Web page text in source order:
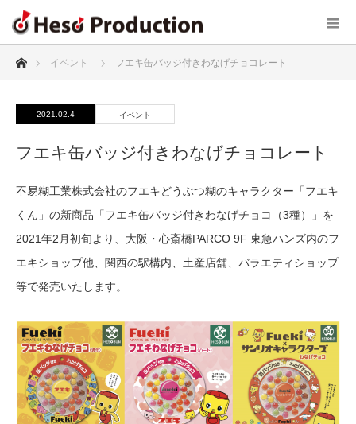
ホームイベント フエキ缶バッジ付きわなげチョコレート
2021.02.4 イベント
フエキ缶バッジ付きわなげチョコレート
不易糊工業株式会社のフエキどうぶつ糊のキャラクター「フエキ
くん」の新商品「フエキ缶バッジ付きわなげチョコ（3種）」を
2021年2月初旬より、大阪・心斎橋PARCO 9F 東急ハンズ内のフ
エキショップ他、関西の駅構内、土産店舗、バラエティショップ
等で発売いたします。